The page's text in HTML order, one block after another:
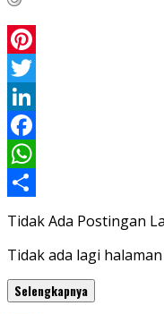
Pinterest
Twitter
LinkedIn
Facebook
WhatsApp
Share
Tidak Ada Postingan
Tidak ada lagi
Selengkapnya